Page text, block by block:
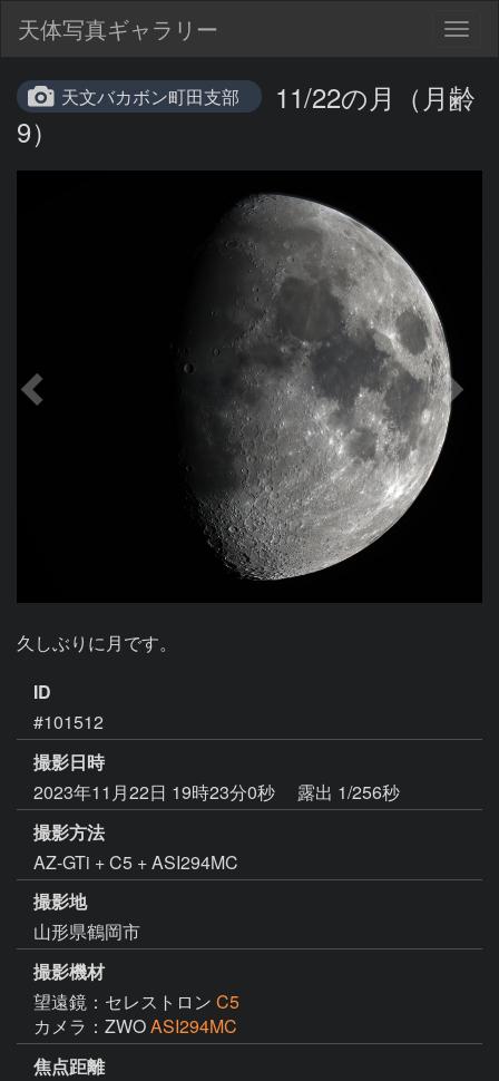
天体写真ギャラリー
天文バカボン町田支部
11/22の月（月齢
9）
久しぶりに月です。
ID
#101512
撮影日時
2023年11月22日 19時23分0秒
露出 1/256秒
撮影方法
AZ-GTi + C5 + ASI294MC
撮影地
山形県鶴岡市
撮影機材
望遠鏡：セレストロン C5
カメラ：ZWOASI294MC
焦点距離